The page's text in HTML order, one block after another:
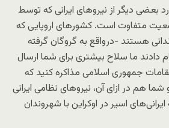
بعضی دیگر از نیروهای ایرانی که توسط
متفاوت است. کشورهای اروپایی که
هستند -درواقع به گروگان گرفته
دادند ما سلاح بیشتری برای شما ارسال
جمهوری اسلامی مذاکره کنید که
شما هم در ازای آن، نیروهای نظامی ایرانی
ایرانی‌های اسیر در اوکراین با شهروندان